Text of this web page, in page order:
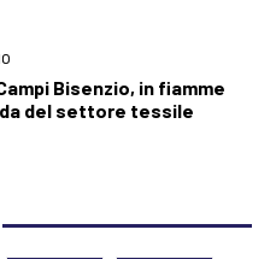
Bisenzio, in fiamme
del settore tessile